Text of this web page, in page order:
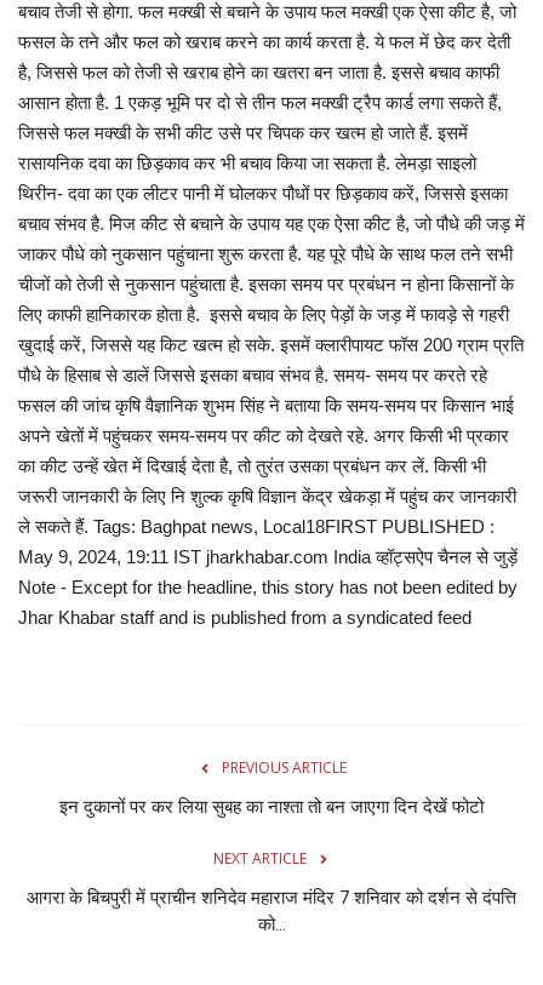
बचाव तेजी से होगा. फल मक्खी से बचाने के उपाय फल मक्खी एक ऐसा कीट है, जो
फसल के तने और फल को खराब करने का कार्य करता है. ये फल में छेद कर देती
है, जिससे फल को तेजी से खराब होने का खतरा बन जाता है. इससे बचाव काफी
आसान होता है. 1 एकड़ भूमि पर दो से तीन फल मक्खी ट्रैप कार्ड लगा सकते हैं,
जिससे फल मक्खी के सभी कीट उसे पर चिपक कर खत्म हो जाते हैं. इसमें
रासायनिक दवा का छिड़काव कर भी बचाव किया जा सकता है. लेमड़ा साइलो
थिरीन- दवा का एक लीटर पानी में घोलकर पौधों पर छिड़काव करें, जिससे इसका
बचाव संभव है. मिज कीट से बचाने के उपाय यह एक ऐसा कीट है, जो पौधे की जड़ में
जाकर पौधे को नुकसान पहुंचाना शुरू करता है. यह पूरे पौधे के साथ फल तने सभी
चीजों को तेजी से नुकसान पहुंचाता है. इसका समय पर प्रबंधन न होना किसानों के
लिए काफी हानिकारक होता है. इससे बचाव के लिए पेड़ों के जड़ में फावड़े से गहरी
खुदाई करें, जिससे यह किट खत्म हो सके. इसमें क्लारीपायट फॉस 200 ग्राम प्रति
पौधे के हिसाब से डालें जिससे इसका बचाव संभव है. समय- समय पर करते रहे
फसल की जांच कृषि वैज्ञानिक शुभम सिंह ने बताया कि समय-समय पर किसान भाई
अपने खेतों में पहुंचकर समय-समय पर कीट को देखते रहे. अगर किसी भी प्रकार
का कीट उन्हें खेत में दिखाई देता है, तो तुरंत उसका प्रबंधन कर लें. किसी भी
जरूरी जानकारी के लिए नि शुल्क कृषि विज्ञान केंद्र खेकड़ा में पहुंच कर जानकारी
ले सकते हैं. Tags: Baghpat news, Local18FIRST PUBLISHED :
May 9, 2024, 19:11 IST jharkhabar.com India व्हॉट्सऐप चैनल से जुड़ें
Note - Except for the headline, this story has not been edited by
Jhar Khabar staff and is published from a syndicated feed
PREVIOUS ARTICLE
इन दुकानों पर कर लिया सुबह का नाश्ता तो बन जाएगा दिन देखें फोटो
NEXT ARTICLE
आगरा के बिचपुरी में प्राचीन शनिदेव महाराज मंदिर 7 शनिवार को दर्शन से दंपत्ति
को...